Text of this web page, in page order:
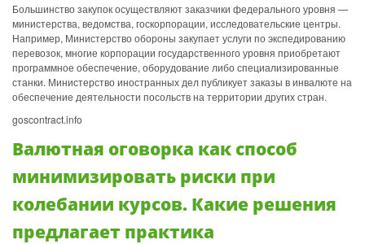
Большинство закупок осуществляют заказчики федерального уровня —
министерства, ведомства, госкорпорации, исследовательские центры.
Например, Министерство обороны закупает услуги по экспедированию
перевозок, многие корпорации государственного уровня приобретают
программное обеспечение, оборудование либо специализированные
станки. Министерство иностранных дел публикует заказы в инвалюте на
обеспечение деятельности посольств на территории других стран.
goscontract.info
Валютная оговорка как способ
минимизировать риски при
колебании курсов. Какие решения
предлагает практика